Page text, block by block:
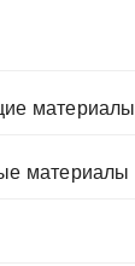
материалы
материалы